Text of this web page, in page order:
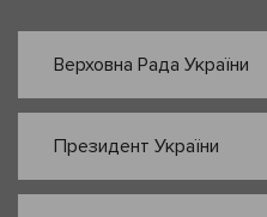
Верховна Рада України
Президент України